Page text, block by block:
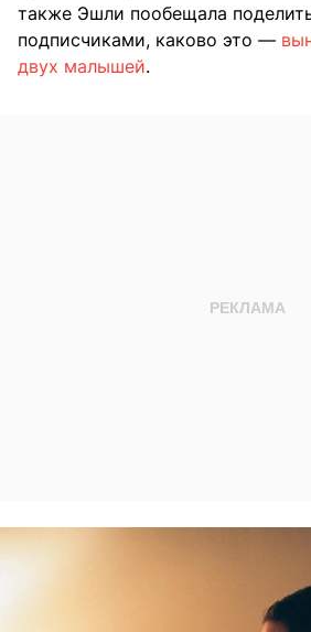
также Эшли пообещала
подписчиками, каково это —
двух малышей.